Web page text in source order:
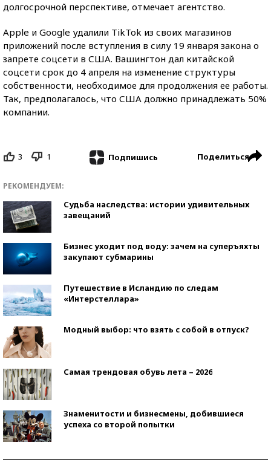
долгосрочной перспективе, отмечает агентство.
Apple и Google удалили TikTok из своих магазинов
приложений после вступления в силу 19 января закона о
запрете соцсети в США. Вашингтон дал китайской
соцсети срок до 4 апреля на изменение структуры
собственности, необходимое для продолжения ее работы.
Так, предполагалось, что США должно принадлежать 50%
компании.
3 1 Подпишись Поделиться
РЕКОМЕНДУЕМ:
Судьба наследства: истории удивительных
завещаний
Бизнес уходит под воду: зачем на суперъяхты
закупают субмарины
Путешествие в Исландию по следам
«Интерстеллара»
Модный выбор: что взять с собой в отпуск?
Самая трендовая обувь лета – 2026
Знаменитости и бизнесмены, добившиеся
успеха со второй попытки